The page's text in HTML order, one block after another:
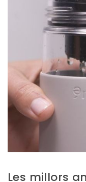
Les millors